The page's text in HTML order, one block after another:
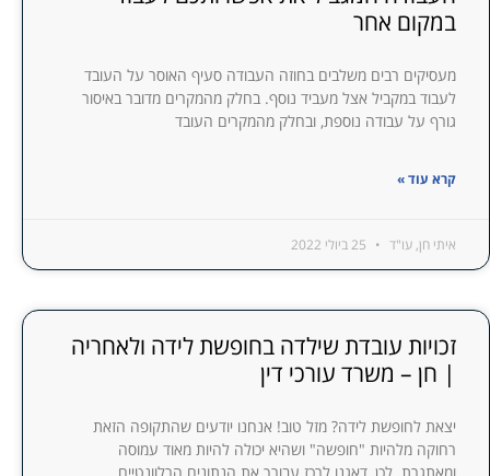
במקום אחר
מעסיקים רבים משלבים בחוזה העבודה סעיף האוסר על העובד
לעבוד במקביל אצל מעביד נוסף. בחלק מהמקרים מדובר באיסור
גורף על עבודה נוספת, ובחלק מהמקרים העובד
קרא עוד »
איתי חן, עו"ד
זכויות עובדת שילדה בחופשת לידה ולאחריה
| חן – משרד עורכי דין
יצאת לחופשת לידה? מזל טוב! אנחנו יודעים שהתקופה הזאת
רחוקה מלהיות "חופשה" ושהיא יכולה להיות מאוד עמוסה
ומאתגרת. לכן, דאגנו לרכז עבורך את הנתונים הרלוונטיים